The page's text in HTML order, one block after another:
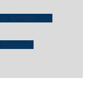
Westen aus